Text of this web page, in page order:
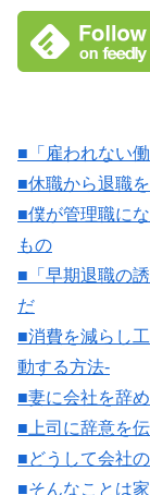
■「雇われない
■休職から退職
■僕が管理職に
もの
■「早期退職の
だ
■消費を減らし
動する方法-
■妻に会社を辞
■上司に辞意を
■どうして会社
■そんなことは